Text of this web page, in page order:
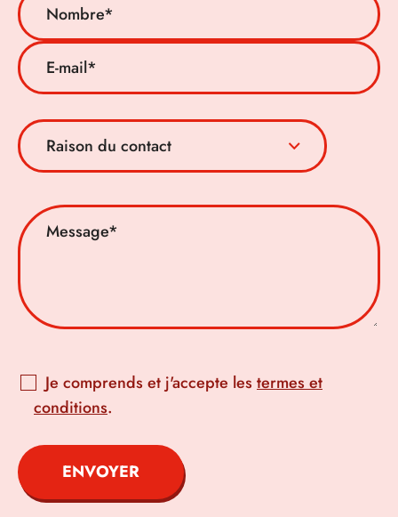
Je comprends et j'accepte les termes et
conditions.